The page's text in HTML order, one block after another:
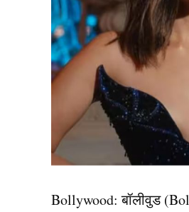
Bollywood:बॉलीवुड (